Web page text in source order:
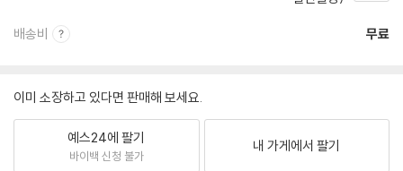
배송비 무료
이미 소장하고 있다면 판매해 보세요.
예스24에 팔기
바이백 신청 불가
내 가게에서 팔기